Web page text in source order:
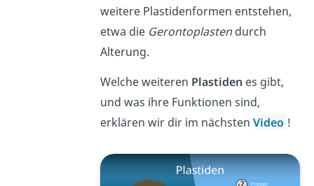
weitere Plastidenformen entstehen,
etwa die Gerontoplasten durch
Alterung.
Welche weiteren Plastiden es gibt,
und was ihre Funktionen sind,
erklären wir dir im nächstenVideo !